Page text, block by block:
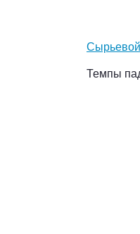
Темпы